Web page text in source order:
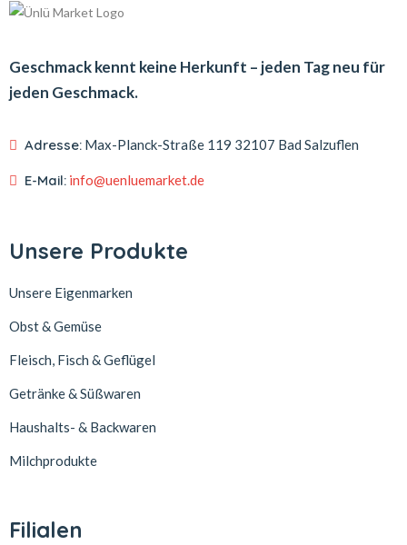
Geschmack kennt keine Herkunft – jeden Tag neu für
jeden Geschmack.
Adresse: Max-Planck-Straße 119 32107 Bad Salzuflen
E-Mail: info@uenluemarket.de
Unsere Produkte
Unsere Eigenmarken
Obst & Gemüse
Fleisch, Fisch & Geflügel
Getränke & Süßwaren
Haushalts- & Backwaren
Milchprodukte
Filialen